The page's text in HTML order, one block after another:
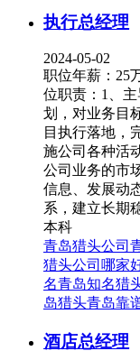
执行总经理
2024-05-02
职位年薪：25
位职责：1、
划，对业务目
目执行落地，
施公司各种活
公司业务的市
信息、发展动
系，建立长期
本科
青岛猎头公司
猎头公司哪家
名青岛知名猎
岛猎头青岛靠
酒店总经理